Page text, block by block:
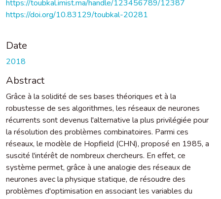
https://toubkal.imist.ma/handle/123456789/12387
https://doi.org/10.83129/toubkal-20281
Date
2018
Abstract
Grâce à la solidité de ses bases théoriques et à la
robustesse de ses algorithmes, les réseaux de neurones
récurrents sont devenus l'alternative la plus privilégiée pour
la résolution des problèmes combinatoires. Parmi ces
réseaux, le modèle de Hopfield (CHN), proposé en 1985, a
suscité l'intérêt de nombreux chercheurs. En effet, ce
système permet, grâce à une analogie des réseaux de
neurones avec la physique statique, de résoudre des
problèmes d'optimisation en associant les variables du